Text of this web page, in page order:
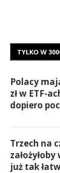
TYLKO W
Polacy
zł w ETF-
dopiero
Trzech na
już tak